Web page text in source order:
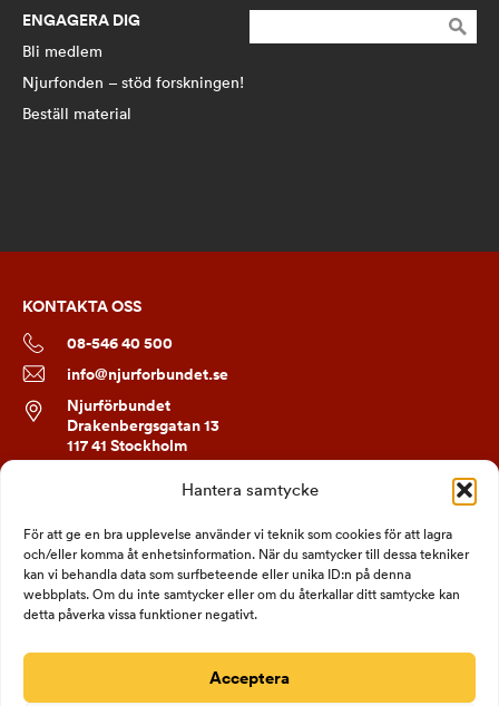
Hantera samtycke
För att ge en bra upplevelse använder vi teknik som cookies för att lagra
och/eller komma åt enhetsinformation. När du samtycker till dessa tekniker
kan vi behandla data som surfbeteende eller unika ID:n på denna
webbplats. Om du inte samtycker eller om du återkallar ditt samtycke kan
detta påverka vissa funktioner negativt.
Acceptera
ENGAGERA DIG
Bli medlem
Njurfonden – stöd forskningen!
Beställ material
efter:
KONTAKTA OSS
08-546 40 500
info@njurforbundet.se
Njurförbundet
Drakenbergsgatan 13
117 41 Stockholm